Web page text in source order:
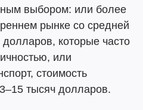
выбором: или более
рынке со средней
которые часто
или
стоимость
тысяч долларов.